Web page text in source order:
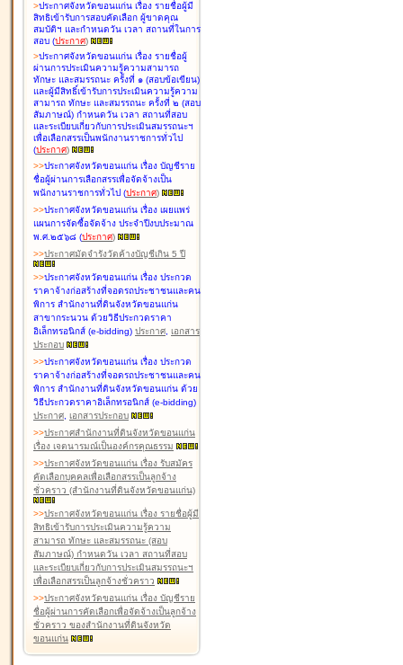
>ประกาศจังหวัดขอนแก่น เรื่อง รายชื่อผู้มี
สิทธิเข้ารับการสอบคัดเลือก ผู้ขาดคุณ
สมบัติฯ และกำหนดวัน เวลา สถานที่ในการ
สอบ (ประกาศ)
>ประกาศจังหวัดขอนแก่น เรื่อง รายชื่อผู้
ผ่านการประเมินความรู้ความสามารถ
ทักษะ และสมรรถนะ ครั้งที่ ๑ (สอบข้อเขียน)
และผู้มีสิทธิ์เข้ารับการประเมินความรู้ความ
สามารถ ทักษะ และสมรรถนะ ครั้งที่ ๒ (สอบ
สัมภาษณ์) กำหนดวัน เวลา สถานที่สอบ
และระเบียบเกี่ยวกับการประเมินสมรรถนะฯ
เพื่อเลือกสรรเป็นพนักงานราชการทั่วไป
(ประกาศ)
>>ประกาศจังหวัดขอนแก่น เรื่อง บัญชีราย
ชื่อผู้ผ่านการเลือกสรรเพื่อจัดจ้างเป็น
พนักงานราชการทั่วไป (ประกาศ)
>>ประกาศจังหวัดขอนแก่น เรื่อง เผยแพร่
แผนการจัดซื้อจัดจ้าง ประจำปีงบประมาณ
พ.ศ.๒๕๖๘ (ประกาศ)
>>ประกาศมัดจำรังวัดค้างบัญชีเกิน 5 ปี
>>ประกาศจังหวัดขอนแก่น เรื่อง ประกวด
ราคาจ้างก่อสร้างที่จอดรถประชาชนและคน
พิการ สำนักงานที่ดินจังหวัดขอนแก่น
สาขากระนวน ด้วยวิธีประกวดราคา
อิเล็กทรอนิกส์ (e-bidding) ประกาศ, เอกสาร
ประกอบ
>>ประกาศจังหวัดขอนแก่น เรื่อง ประกวด
ราคาจ้างก่อสร้างที่จอดรถประชาชนและคน
พิการ สำนักงานที่ดินจังหวัดขอนแก่น ด้วย
วิธีประกวดราคาอิเล็กทรอนิกส์ (e-bidding)
ประกาศ, เอกสารประกอบ
>>ประกาศสำนักงานที่ดินจังหวัดขอนแก่น
เรื่อง เจตนารมณ์เป็นองค์กรคุณธรรม
>>ประกาศจังหวัดขอนแก่น เรื่อง รับสมัคร
คัดเลือกบุคคลเพื่อเลือกสรรเป็นลูกจ้าง
ชั่วคราว (สำนักงานที่ดินจังหวัดขอนแก่น)
>>ประกาศจังหวัดขอนแก่น เรื่อง รายชื่อผู้มี
สิทธิเข้ารับการประเมินความรู้ความ
สามารถ ทักษะ และสมรรถนะ (สอบ
สัมภาษณ์) กำหนดวัน เวลา สถานที่สอบ
และระเบียบเกี่ยวกับการประเมินสมรรถนะฯ
เพื่อเลือกสรรเป็นลูกจ้างชั่วคราว
>>ประกาศจังหวัดขอนแก่น เรื่อง บัญชีราย
ชื่อผู้ผ่านการคัดเลือกเพื่อจัดจ้างเป็นลูกจ้าง
ชั่วคราว ของสำนักงานที่ดินจังหวัด
ขอนแก่น